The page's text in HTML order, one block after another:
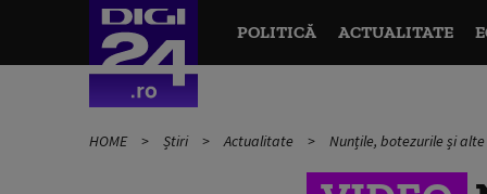
POLITICĂ ACTUALITATE
HOME Știri Actualitate Nunțile, botezurile și